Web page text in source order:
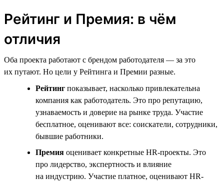
Рейтинг и Премия: в чём
отличия
Оба проекта работают с брендом работодателя — за это
их путают. Но цели у Рейтинга и Премии разные.
Рейтинг показывает, насколько привлекательна
компания как работодатель. Это про репутацию,
узнаваемость и доверие на рынке труда. Участие
бесплатное, оценивают все: соискатели, сотрудники,
бывшие работники.
Премия оценивает конкретные HR-проекты. Это
про лидерство, экспертность и влияние
на индустрию. Участие платное, оценивают HR-